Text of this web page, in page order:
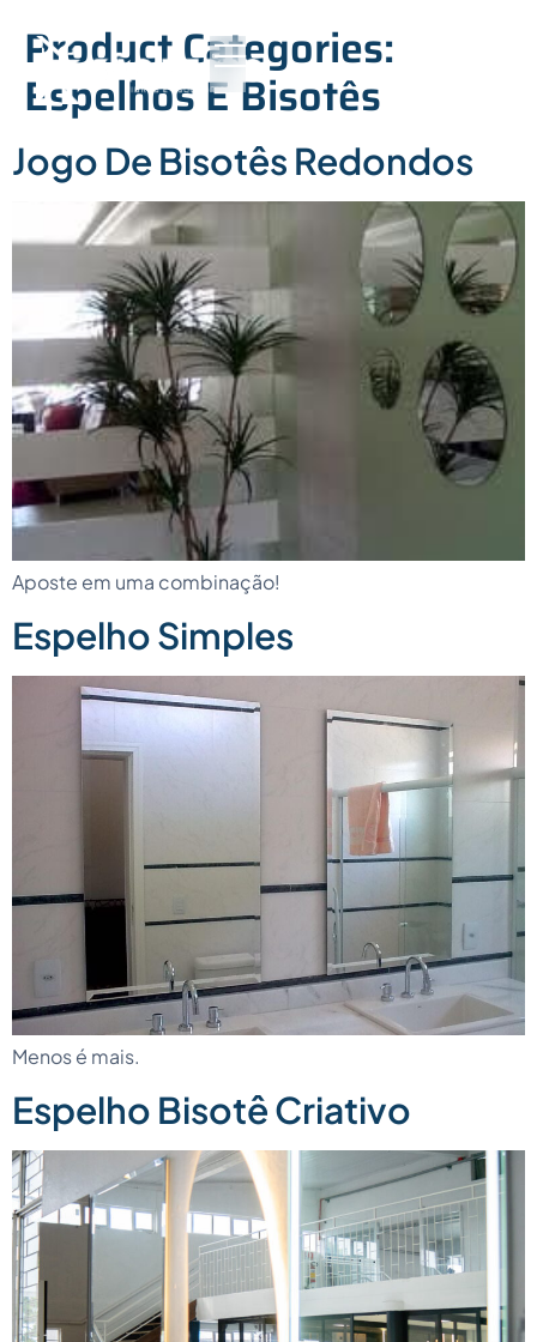
Product Categories:
Espelhos E Bisotês
Jogo De Bisotês Redondos
Aposte em uma combinação!
Espelho Simples
Menos é mais.
Espelho Bisotê Criativo